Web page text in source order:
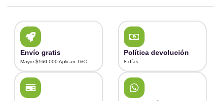
Envío gratis
Mayor $160.000 Aplican T&C
Política devolución
8 días